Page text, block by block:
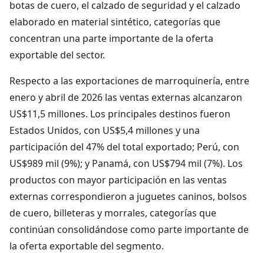
botas de cuero, el calzado de seguridad y el calzado
elaborado en material sintético, categorías que
concentran una parte importante de la oferta
exportable del sector.
Respecto a las exportaciones de marroquinería, entre
enero y abril de 2026 las ventas externas alcanzaron
US$11,5 millones. Los principales destinos fueron
Estados Unidos, con US$5,4 millones y una
participación del 47% del total exportado; Perú, con
US$989 mil (9%); y Panamá, con US$794 mil (7%). Los
productos con mayor participación en las ventas
externas correspondieron a juguetes caninos, bolsos
de cuero, billeteras y morrales, categorías que
continúan consolidándose como parte importante de
la oferta exportable del segmento.